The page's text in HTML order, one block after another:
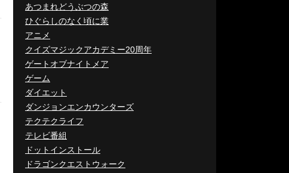
あつまれどうぶつの森
ひぐらしのなく頃に業
アニメ
クイズマジックアカデミー20周年
ゲートオブナイトメア
ゲーム
ダイエット
ダンジョンエンカウンターズ
テクテクライフ
テレビ番組
ドットインストール
ドラゴンクエストウォーク